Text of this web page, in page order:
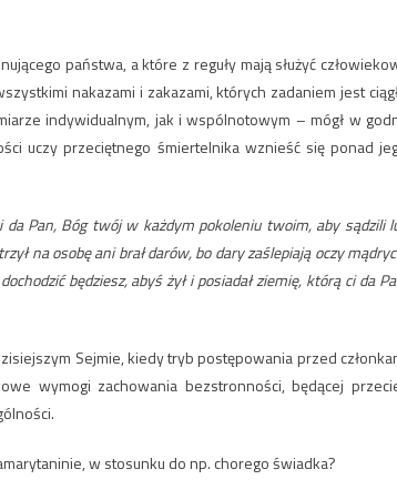
państwa, a które z reguły mają służyć
nakazami i zakazami, których zadaniem jest
indywidualnym, jak i wspólnotowym – mógł w
uczy przeciętnego śmiertelnika wznieść się ponad
Pan, Bóg twój w każdym pokoleniu twoim, aby sądzili
na osobę ani brał darów, bo dary zaślepiają oczy
będziesz, abyś żył i posiadał ziemię, którą ci da
Sejmie, kiedy tryb postępowania przed
wymogi zachowania bezstronności, będącej
w stosunku do np. chorego świadka?